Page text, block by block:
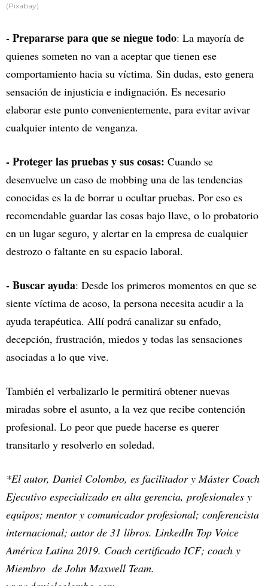
(Pixabay)
- Prepararse para que se niegue todo: La mayoría de
quienes someten no van a aceptar que tienen ese
comportamiento hacia su víctima. Sin dudas, esto genera
sensación de injusticia e indignación. Es necesario
elaborar este punto convenientemente, para evitar avivar
cualquier intento de venganza.
- Proteger las pruebas y sus cosas: Cuando se
desenvuelve un caso de mobbing una de las tendencias
conocidas es la de borrar u ocultar pruebas. Por eso es
recomendable guardar las cosas bajo llave, o lo probatorio
en un lugar seguro, y alertar en la empresa de cualquier
destrozo o faltante en su espacio laboral.
- Buscar ayuda: Desde los primeros momentos en que se
siente víctima de acoso, la persona necesita acudir a la
ayuda terapéutica. Allí podrá canalizar su enfado,
decepción, frustración, miedos y todas las sensaciones
asociadas a lo que vive.
También el verbalizarlo le permitirá obtener nuevas
miradas sobre el asunto, a la vez que recibe contención
profesional. Lo peor que puede hacerse es querer
transitarlo y resolverlo en soledad.
*El autor, Daniel Colombo, es facilitador y Máster Coach
Ejecutivo especializado en alta gerencia, profesionales y
equipos; mentor y comunicador profesional; conferencista
internacional; autor de 31 libros. LinkedIn Top Voice
América Latina 2019. Coach certificado ICF; coach y
Miembro de John Maxwell Team.